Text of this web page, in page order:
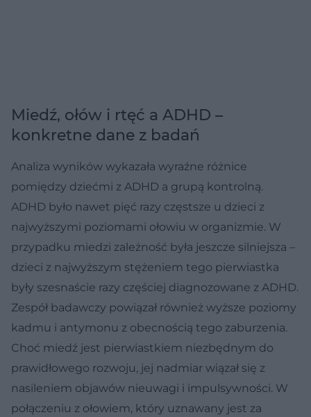
Miedź, ołów i rtęć a ADHD –
konkretne dane z badań
Analiza wyników wykazała wyraźne różnice
pomiędzy dziećmi z ADHD a grupą kontrolną.
ADHD było nawet pięć razy częstsze u dzieci z
najwyższymi poziomami ołowiu w organizmie. W
przypadku miedzi zależność była jeszcze silniejsza –
dzieci z najwyższym stężeniem tego pierwiastka
były szesnaście razy częściej diagnozowane z ADHD.
Zespół badawczy powiązał również wyższe poziomy
kadmu i antymonu z obecnością tego zaburzenia.
Choć miedź jest pierwiastkiem niezbędnym do
prawidłowego rozwoju, jej nadmiar wiązał się z
nasileniem objawów nieuwagi i impulsywności. W
połączeniu z ołowiem, który uznawany jest za